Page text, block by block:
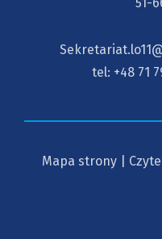
51-
tel: +48 71
Mapa strony